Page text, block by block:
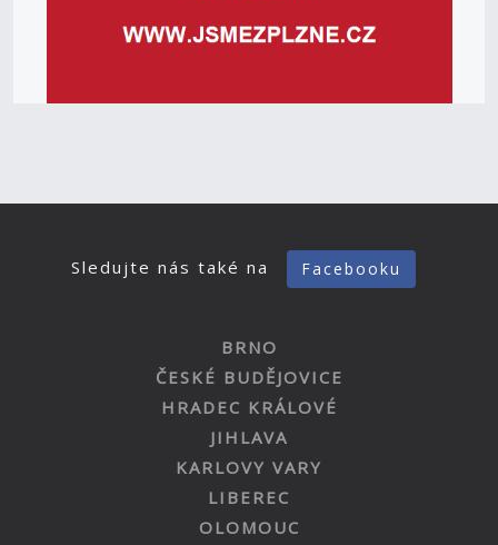
Sledujte nás také na Facebooku
BRNO
ČESKÉ BUDĚJOVICE
HRADEC KRÁLOVÉ
JIHLAVA
KARLOVY VARY
LIBEREC
OLOMOUC